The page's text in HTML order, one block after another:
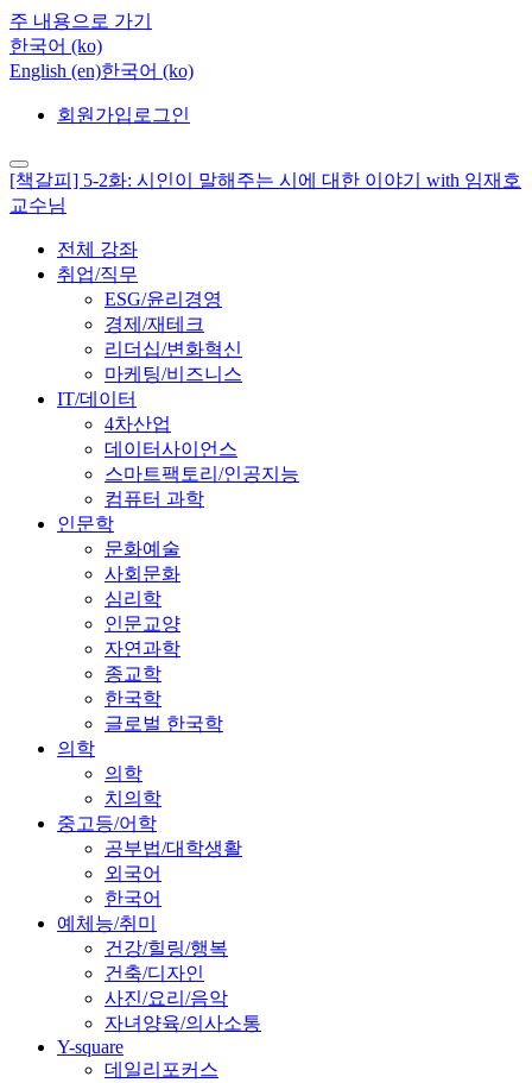
주 내용으로 가기
한국어 ‎(ko)‎
English ‎(en)‎한국어 ‎(ko)‎
회원가입 로그인
[책갈피] 5-2화: 시인이 말해주는 시에 대한 이야기 with 임재호
교수님
전체 강좌
취업/직무
ESG/윤리경영
경제/재테크
리더십/변화혁신
마케팅/비즈니스
IT/데이터
4차산업
데이터사이언스
스마트팩토리/인공지능
컴퓨터 과학
인문학
문화예술
사회문화
심리학
인문교양
자연과학
종교학
한국학
글로벌 한국학
의학
의학
치의학
중고등/어학
공부법/대학생활
외국어
한국어
예체능/취미
건강/힐링/행복
건축/디자인
사진/요리/음악
자녀양육/의사소통
Y-square
데일리포커스